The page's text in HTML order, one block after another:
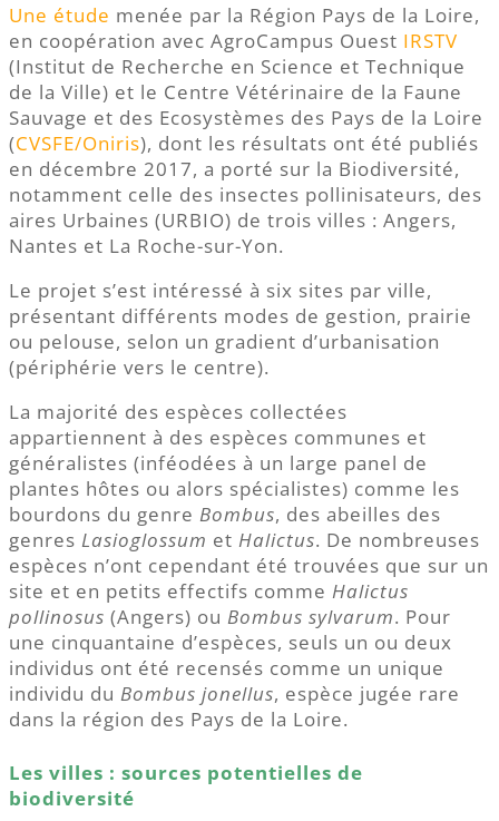
Une étude menée par la Région Pays de la Loire,
en coopération avec AgroCampus Ouest IRSTV
(Institut de Recherche en Science et Technique
de la Ville) et le Centre Vétérinaire de la Faune
Sauvage et des Ecosystèmes des Pays de la Loire
(CVSFE/Oniris), dont les résultats ont été publiés
en décembre 2017, a porté sur la Biodiversité,
notamment celle des insectes pollinisateurs, des
aires Urbaines (URBIO) de trois villes : Angers,
Nantes et La Roche-sur-Yon.
Le projet s’est intéressé à six sites par ville,
présentant différents modes de gestion, prairie
ou pelouse, selon un gradient d’urbanisation
(périphérie vers le centre).
La majorité des espèces collectées
appartiennent à des espèces communes et
généralistes (inféodées à un large panel de
plantes hôtes ou alors spécialistes) comme les
bourdons du genre Bombus, des abeilles des
genres Lasioglossum et Halictus. De nombreuses
espèces n’ont cependant été trouvées que sur un
site et en petits effectifs comme Halictus
pollinosus (Angers) ou Bombus sylvarum. Pour
une cinquantaine d’espèces, seuls un ou deux
individus ont été recensés comme un unique
individu du Bombus jonellus, espèce jugée rare
dans la région des Pays de la Loire.
Les villes : sources potentielles de
biodiversité